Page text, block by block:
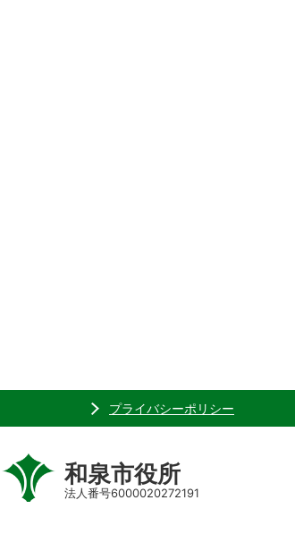
プライバシーポリシー
和泉市役所
法人番号6000020272191